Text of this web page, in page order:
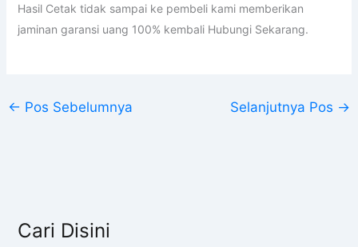
Hasil Cetak tidak sampai ke pembeli kami memberikan
jaminan garansi uang 100% kembali Hubungi Sekarang.
← Pos Sebelumnya Selanjutnya Pos →
Cari Disini